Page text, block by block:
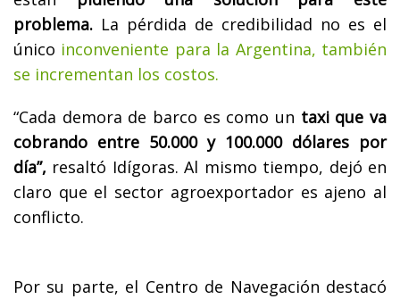
problema. La pérdida de credibilidad no es el
único inconveniente para la Argentina, también
se incrementan los costos.
“Cada demora de barco es como un taxi que va
cobrando entre 50.000 y 100.000 dólares por
día”, resaltó Idígoras. Al mismo tiempo, dejó en
claro que el sector agroexportador es ajeno al
conflicto.
Por su parte, el Centro de Navegación destacó